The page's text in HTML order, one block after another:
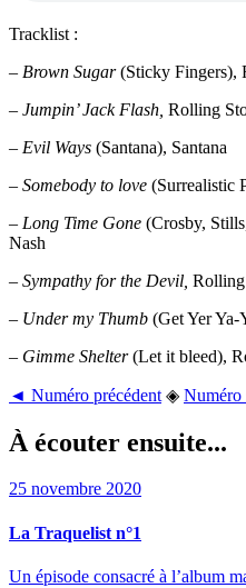
Tracklist :
– Brown Sugar(Sticky Fingers),
– Jumpin’ Jack Flash, Rolling
– Evil Ways (Santana), Santana
– Somebody to love (Surrealistic
– Long Time Gone (Crosby,
Nash
– Sympathy for the Devil, Rolling
– Under my Thumb (Get Yer Ya-
– Gimme Shelter(Let it bleed),
◄ Numéro précédent ◈
À écouter ensuite...
25 novembre 2020
La Traquelist n°1
Un épisode consacré à l’album